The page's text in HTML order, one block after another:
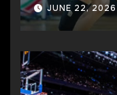
JUNE 22, 2026